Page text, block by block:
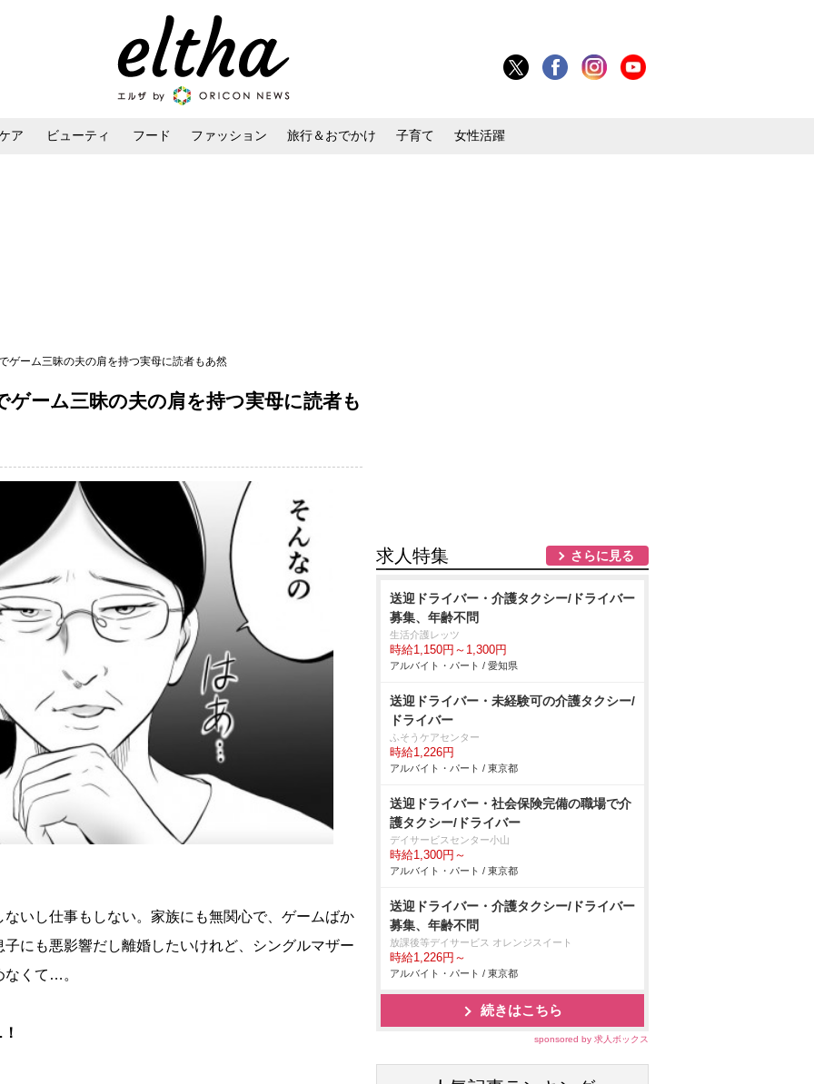
ア ビューティ フード ファッション 旅行＆おでかけ 子育て 女性活躍
ゲーム三昧の夫の肩を持つ実母に読者もあ然
ゲーム三昧の夫の肩を持つ実母に読者も
いし仕事もしない。家族にも無関心で、ゲームばか
にも悪影響だし離婚したいけれど、シングルマザー
なくて…。
求人特集 さらに見る
送迎ドライバー・介護タクシー/ドライバー
募集、年齢不問
生活介護レッツ
時給1,150円～1,300円
アルバイト・パート / 愛知県
送迎ドライバー・未経験可の介護タクシー/
ドライバー
ふそうケアセンター
時給1,226円
アルバイト・パート / 東京都
送迎ドライバー・社会保険完備の職場で介
護タクシー/ドライバー
デイサービスセンター小山
時給1,300円～
アルバイト・パート / 東京都
送迎ドライバー・介護タクシー/ドライバー
募集、年齢不問
放課後等デイサービス オレンジスイート
時給1,226円～
アルバイト・パート / 東京都
続きはこちら
sponsored by 求人ボックス